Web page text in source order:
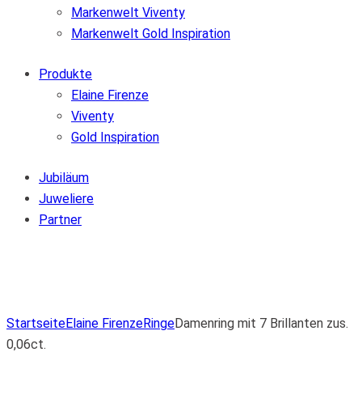
Markenwelt Viventy
Markenwelt Gold Inspiration
Produkte
Elaine Firenze
Viventy
Gold Inspiration
Jubiläum
Juweliere
Partner
StartseiteElaine FirenzeRingeDamenring mit 7 Brillanten zus.
0,06ct.